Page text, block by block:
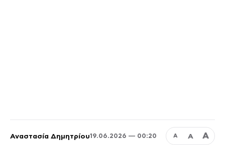
Αναστασία Δημητρίου19.06.2026 — 00:20 Α Α Α